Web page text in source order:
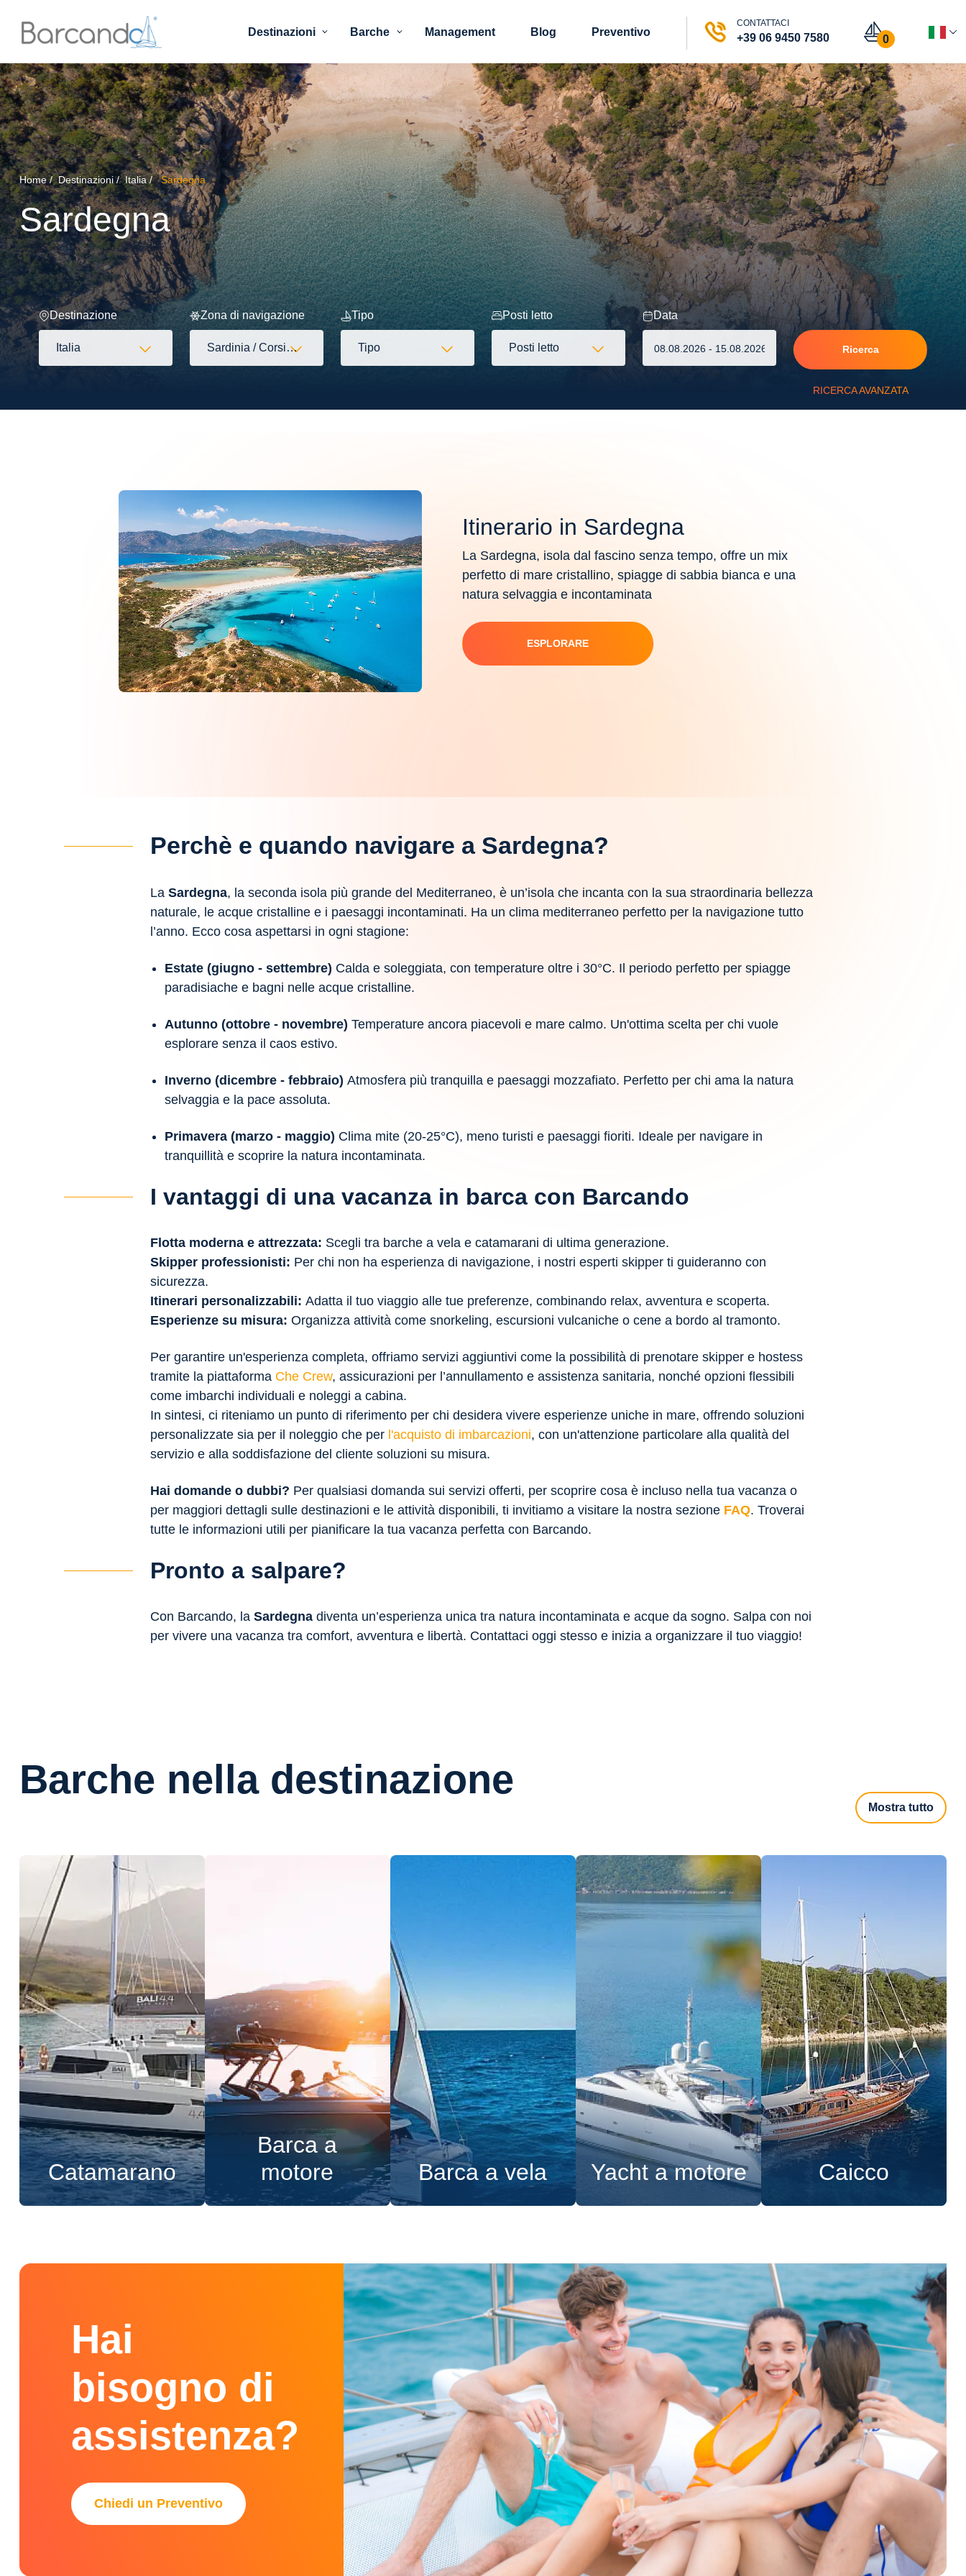
Destinazioni Barche Management Blog Preventivo
CONTATTACI
+39 06 9450 7580 0
Home Destinazioni Italia Sardegna
Sardegna
Destinazione
Italia
Zona di navigazione
Sardinia / Corsica (566)
Tipo
Tipo
Posti letto
Posti letto
Data
Ricerca
RICERCA AVANZATA
Flessibilità
Itinerario in Sardegna
La Sardegna, isola dal fascino senza tempo, offre un mix
perfetto di mare cristallino, spiagge di sabbia bianca e una
natura selvaggia e incontaminata
ESPLORARE
Perchè e quando navigare a Sardegna?
La Sardegna, la seconda isola più grande del Mediterraneo, è un’isola che incanta con la sua straordinaria bellezza
naturale, le acque cristalline e i paesaggi incontaminati. Ha un clima mediterraneo perfetto per la navigazione tutto
l’anno. Ecco cosa aspettarsi in ogni stagione:
Estate (giugno - settembre) Calda e soleggiata, con temperature oltre i 30°C. Il periodo perfetto per spiagge
paradisiache e bagni nelle acque cristalline.
Autunno (ottobre - novembre) Temperature ancora piacevoli e mare calmo. Un'ottima scelta per chi vuole
esplorare senza il caos estivo.
Inverno (dicembre - febbraio) Atmosfera più tranquilla e paesaggi mozzafiato. Perfetto per chi ama la natura
selvaggia e la pace assoluta.
Primavera (marzo - maggio) Clima mite (20-25°C), meno turisti e paesaggi fioriti. Ideale per navigare in
tranquillità e scoprire la natura incontaminata.
I vantaggi di una vacanza in barca con Barcando
Flotta moderna e attrezzata: Scegli tra barche a vela e catamarani di ultima generazione.
Skipper professionisti: Per chi non ha esperienza di navigazione, i nostri esperti skipper ti guideranno con
sicurezza.
Itinerari personalizzabili: Adatta il tuo viaggio alle tue preferenze, combinando relax, avventura e scoperta.
Esperienze su misura: Organizza attività come snorkeling, escursioni vulcaniche o cene a bordo al tramonto.
Per garantire un'esperienza completa, offriamo servizi aggiuntivi come la possibilità di prenotare skipper e hostess
tramite la piattaforma Che Crew, assicurazioni per l’annullamento e assistenza sanitaria, nonché opzioni flessibili
come imbarchi individuali e noleggi a cabina.
In sintesi, ci riteniamo un punto di riferimento per chi desidera vivere esperienze uniche in mare, offrendo soluzioni
personalizzate sia per il noleggio che per l'acquisto di imbarcazioni, con un'attenzione particolare alla qualità del
servizio e alla soddisfazione del cliente soluzioni su misura.
Hai domande o dubbi? Per qualsiasi domanda sui servizi offerti, per scoprire cosa è incluso nella tua vacanza o
per maggiori dettagli sulle destinazioni e le attività disponibili, ti invitiamo a visitare la nostra sezione FAQ. Troverai
tutte le informazioni utili per pianificare la tua vacanza perfetta con Barcando.
Pronto a salpare?
Con Barcando, la Sardegna diventa un’esperienza unica tra natura incontaminata e acque da sogno. Salpa con noi
per vivere una vacanza tra comfort, avventura e libertà. Contattaci oggi stesso e inizia a organizzare il tuo viaggio!
Barche nella destinazione
Mostra tutto
Catamarano
Barca a
motore
Barca a vela Yacht a motore Caicco
Hai
bisogno di
assistenza?
Chiedi un Preventivo